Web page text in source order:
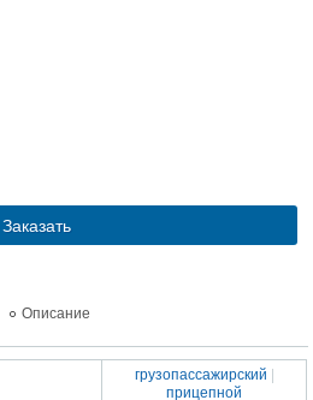
Заказать
Описание
грузопассажирский
прицепной